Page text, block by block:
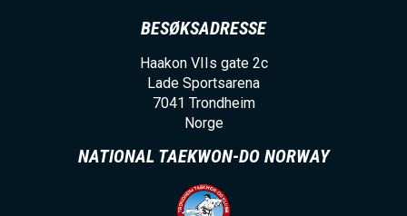
BESØKSADRESSE
Haakon VIIs gate 2c
Lade Sportsarena
7041 Trondheim
Norge
NATIONAL TAEKWON-DO NORWAY